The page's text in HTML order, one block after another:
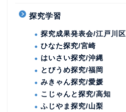
探究学習
探究成果発表会/江戸川区
ひなた探究/宮崎
はいさい探究/沖縄
とびうめ探究/福岡
みきゃん探究/愛媛
こじゃんと探究/高知
ふじやま探究/山梨